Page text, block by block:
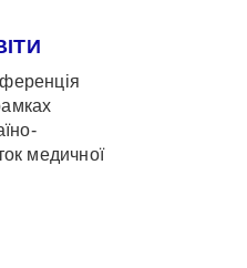
медичної